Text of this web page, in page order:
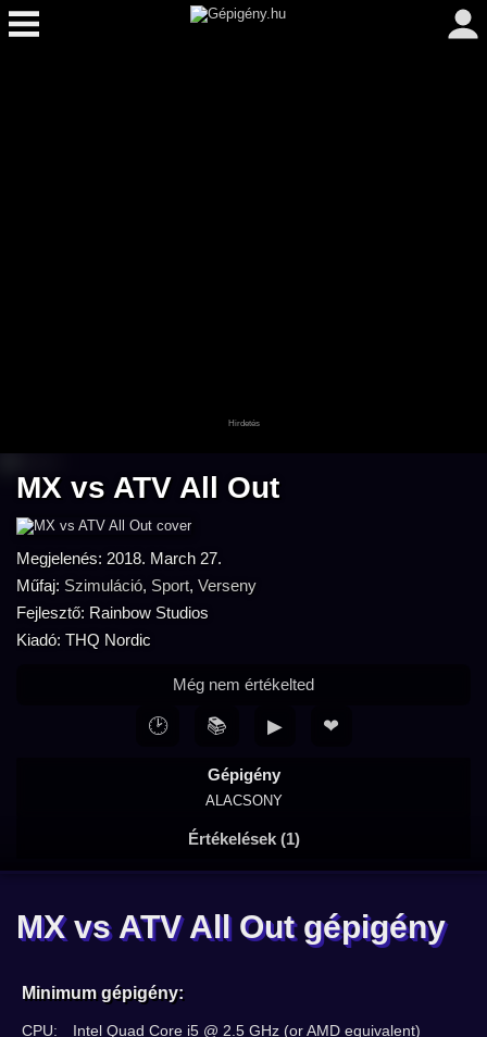
MX vs ATV All Out
Megjelenés: 2018. March 27.
Műfaj: Szimuláció, Sport, Verseny
Fejlesztő: Rainbow Studios
Kiadó: THQ Nordic
Gépigény
ALACSONY
Értékelések (1)
Még nem értékelted
🕑 📚 ▶ ❤
MX vs ATV All Out gépigény
Minimum gépigény:
CPU:
Intel Quad Core i5 @ 2.5 GHz (or AMD equivalent)